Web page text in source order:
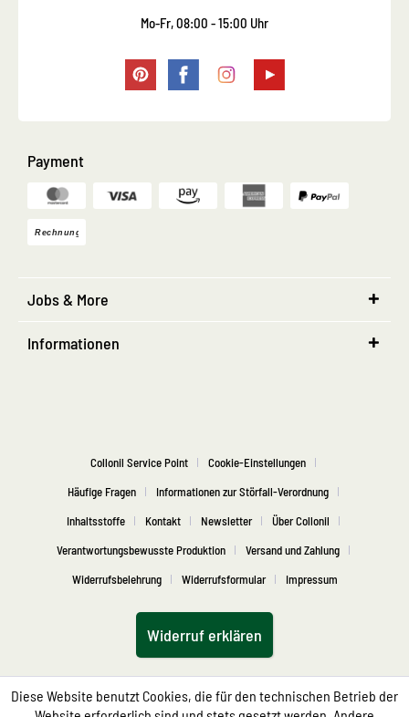
Mo-Fr, 08:00 - 15:00 Uhr
Payment
Jobs & More
Informationen
Collonil Service Point
Cookie-Einstellungen
Häufige Fragen
Informationen zur Störfall-Verordnung
Inhaltsstoffe
Kontakt Newsletter
Über Collonil
Verantwortungsbewusste Produktion
Versand und Zahlung
Widerrufsbelehrung
Widerrufsformular Impressum
Widerruf erklären
Diese Website benutzt Cookies, die für den technischen Betrieb der